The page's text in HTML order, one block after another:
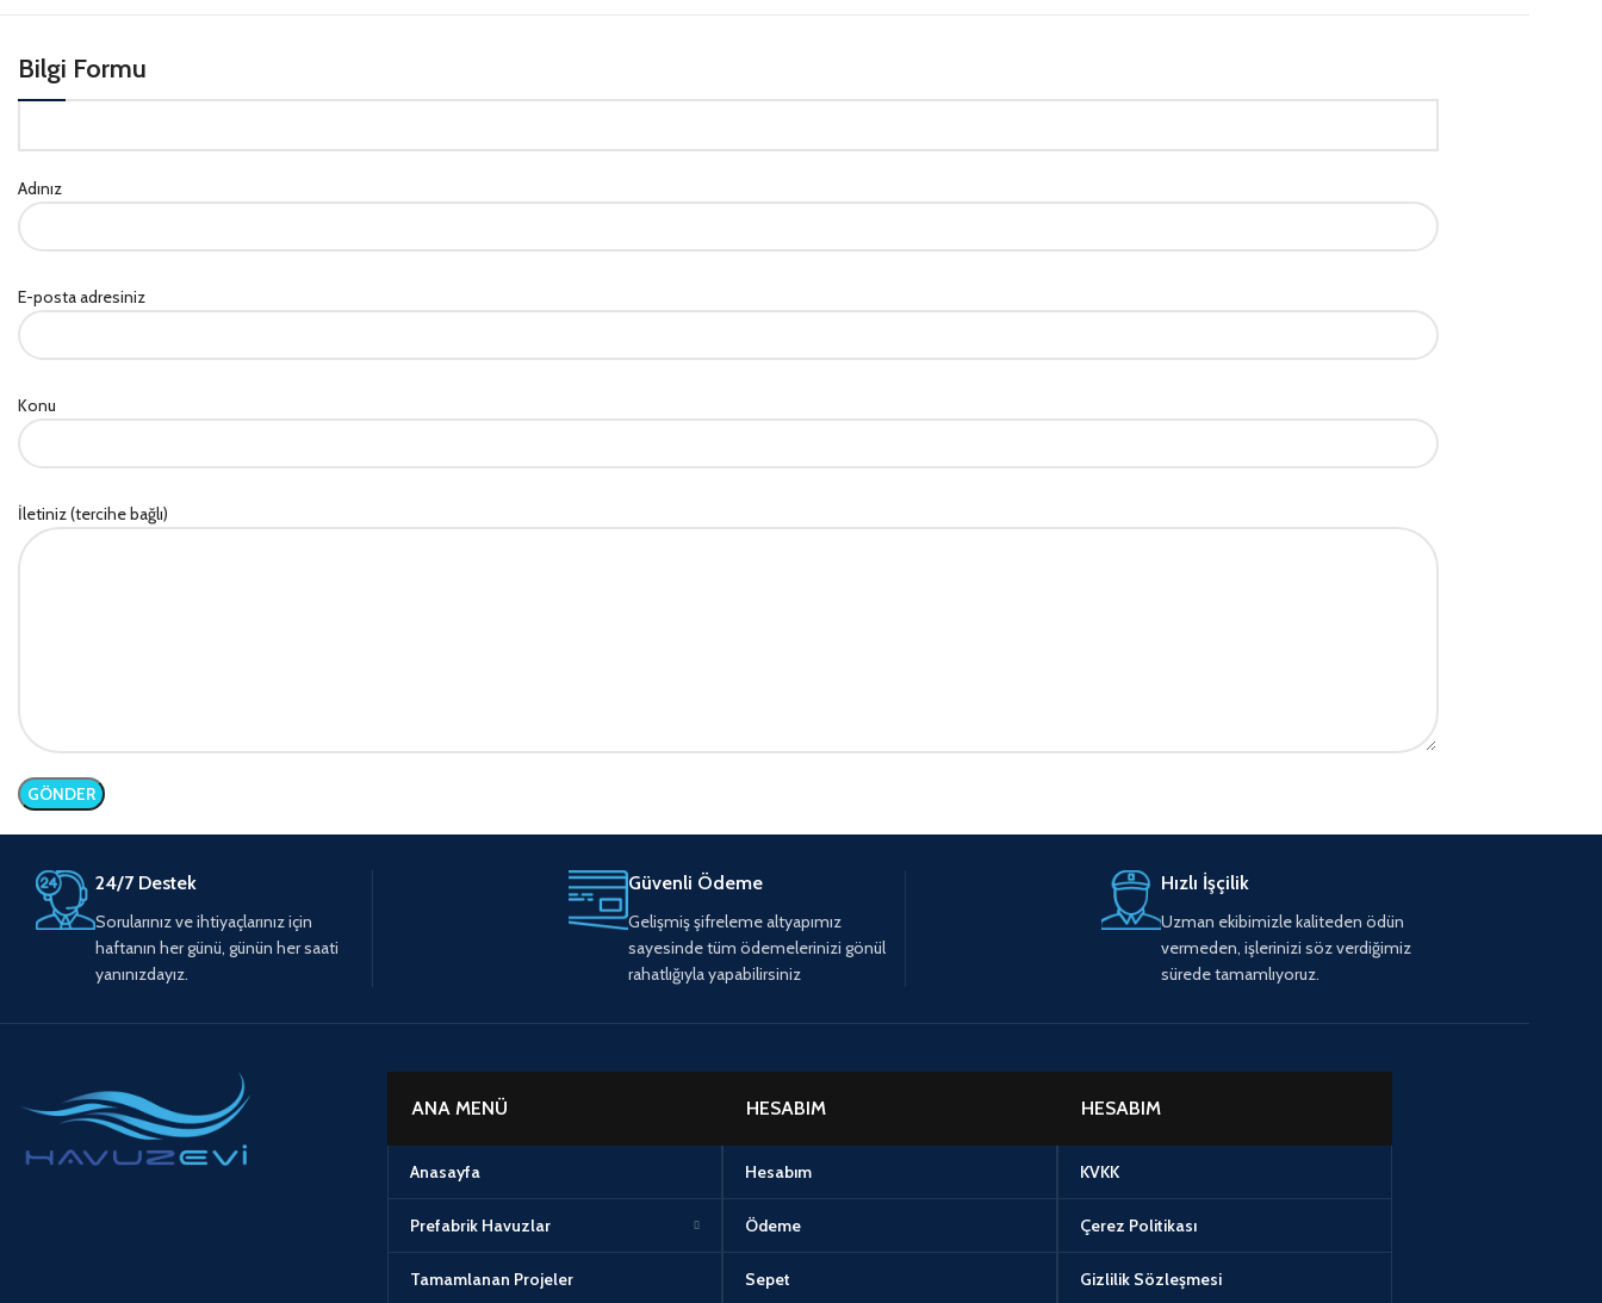
Bilgi Formu
Adınız
E-posta adresiniz
Konu
İletiniz (tercihe bağlı)
24/7 Destek
Sorularınız ve ihtiyaçlarınız için
haftanın her günü, günün her saati
yanınızdayız.
Güvenli Ödeme
Gelişmiş şifreleme altyapımız
sayesinde tüm ödemelerinizi gönül
rahatlığıyla yapabilirsiniz
Hızlı İşçilik
Uzman ekibimizle kaliteden ödün
vermeden, işlerinizi söz verdiğimiz
sürede tamamlıyoruz.
ANA MENÜ
Anasayfa
Prefabrik Havuzlar
Tamamlanan Projeler
HESABIM
Hesabım
Ödeme
Sepet
HESABIM
KVKK
Çerez Politikası
Gizlilik Sözleşmesi